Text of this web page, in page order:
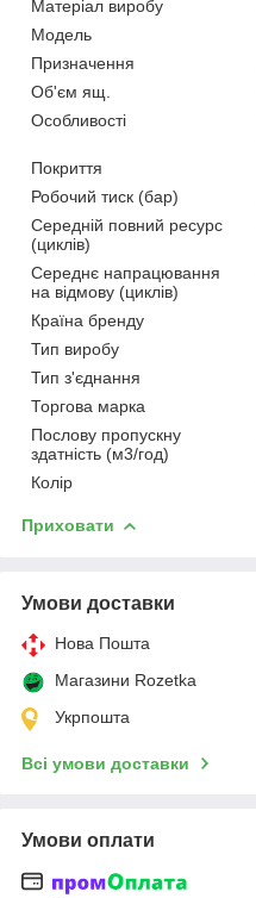
Матеріал виробу
Мoдель
Призначення
Об'єм ящ.
Особливості
Покриття
Робочий тиск (бар)
Середній повний ресурс
(циклів)
Середнє напрацювання
на відмову (циклів)
Країна бренду
Тип виробу
Тип з'єднання
Торгова марка
Послову пропускну
здатність (м3/год)
Колір
Приховати
Умови доставки
Нова Пошта
Магазини Rozetka
Укрпошта
Всі умови доставки
Умови оплати